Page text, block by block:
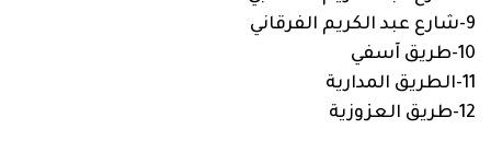
9-شارع عبد الكريم الفرقاني
10-طريق آسفي
11-الطريق المدارية
12-طريق العزوزية